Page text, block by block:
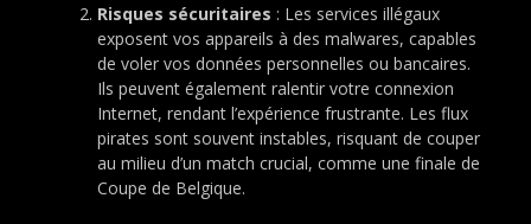
Risques sécuritaires : Les services illégaux
exposent vos appareils à des malwares, capables
de voler vos données personnelles ou bancaires.
Ils peuvent également ralentir votre connexion
Internet, rendant l’expérience frustrante. Les flux
pirates sont souvent instables, risquant de couper
au milieu d’un match crucial, comme une finale de
Coupe de Belgique.